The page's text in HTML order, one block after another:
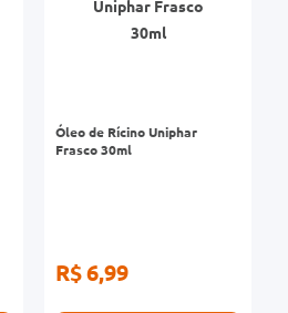
Óleo de Rícino Uniphar
Frasco 30ml
R$ 6,99